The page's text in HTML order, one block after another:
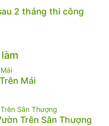
2 tháng thi công
Mái
Trên Sân Thượng